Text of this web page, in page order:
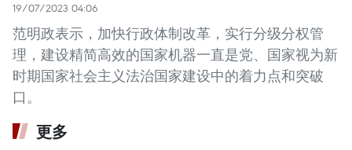
19/07/2023 04:06
范明政表示，加快行政体制改革，实行分级分权管
理，建设精简高效的国家机器一直是党、国家视为新
时期国家社会主义法治国家建设中的着力点和突破
口。
更多